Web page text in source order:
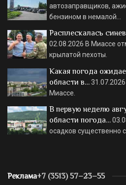
автозаправщиков,
бензином в немалой…
Расплескалась
02.08.2026 В Миассе
крылатой пехоты.
Какая погода
области в…31.07.2026
Миассе.
В первую неделю
области погода…
осадков существенно
Реклама+7 (3513) 57–23–55